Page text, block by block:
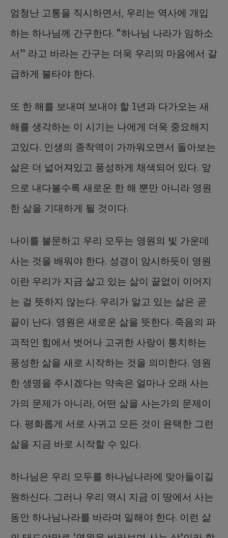
엄청난 고통을 직시하면서, 우리는 역사에 개입
하는 하나님께 간구한다. “하나님 나라가 임하소
서” 라고 바라는 간구는 더욱 우리의 마음에서 갈
급하게 불타야 한다.
또 한 해를 보내며 보내야 할 1년과 다가오는 새
해를 생각하는 이 시기는 나에게 더욱 중요해지
고있다. 인생의 종착역이 가까워오면서 돌아보는
삶은 더 넓어져있고 풍성하게 채색되어 있다. 앞
으로 내다볼수록 새로운 한 해 뿐만 아니라 영원
한 삶을 기대하게 될 것이다.
나이를 불문하고 우리 모두는 영원의 빛 가운데
사는 것을 배워야 한다. 성경이 암시하듯이 영원
이란 우리가 지금 살고 있는 삶이 끝없이 이어지
는 걸 뜻하지 않는다. 우리가 알고 있는 삶은 곧
끝이 난다. 영원은 새로운 삶을 뜻한다. 죽음의 파
괴적인 힘에서 벗어나 고귀한 사랑이 통치하는
풍성한 삶을 새로 시작하는 것을 의미한다. 영원
한 생명을 주시겠다는 약속은 얼마나 오래 사는
가의 문제가 아니라, 어떤 삶을 사는가의 문제이
다. 평화롭게 서로 사귀고 모든 것이 윤택한 그런
삶을 지금 바로 시작할 수 있다.
하나님은 우리 모두를 하나님나라에 맞아들이길
원하신다. 그러나 우리 역시 지금 이 땅에서 사는
동안 하나님나라를 바라며 일해야 한다. 이런 삶